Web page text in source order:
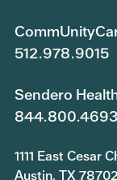
512.978.9015
Sendero
844.800.4693
1111 East Cesar
Austin, TX 78702